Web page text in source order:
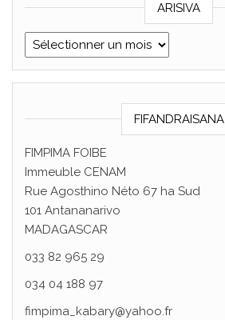
ARISIVA
ARISIVA
FIFANDRAISANA
FIMPIMA FOIBE
Immeuble CENAM
Rue Agosthino Néto 67 ha Sud
101 Antananarivo
MADAGASCAR
033 82 965 29
034 04 188 97
fimpima_kabary@yahoo.fr